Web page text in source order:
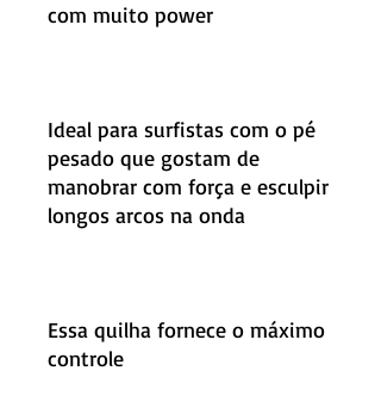
com muito power
Ideal para surfistas com o pé
pesado que gostam de
manobrar com força e esculpir
longos arcos na onda
Essa quilha fornece o máximo
controle